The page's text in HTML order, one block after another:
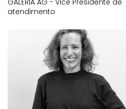
GALERIA AG - Vice Presidente de
atendimento